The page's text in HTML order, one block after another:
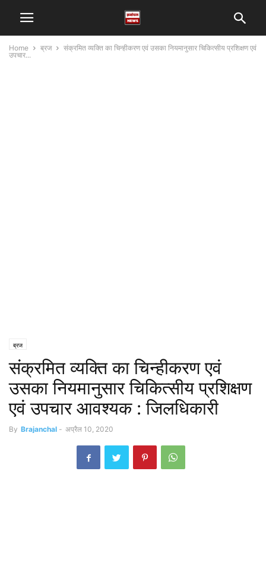
Home ब्रज
संक्रमित व्यक्ति का चिन्हीकरण एवं उसका नियमानुसार चिकित्सीय प्रशिक्षण एवं
उपचार...
ब्रज
संक्रमित व्यक्ति का चिन्हीकरण एवं
उसका नियमानुसार चिकित्सीय प्रशिक्षण
एवं उपचार आवश्यक : जिलधिकारी
By Brajanchal - अप्रैल 10, 2020